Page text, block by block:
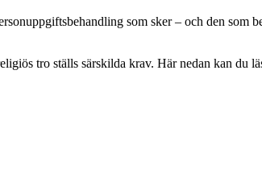
som sker – och den som
tro ställs särskilda krav. Här nedan kan du